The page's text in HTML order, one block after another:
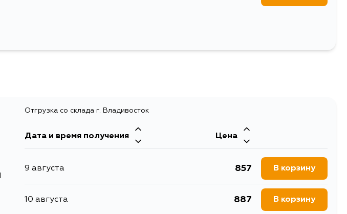
Отгрузка со склада г. Владивосток
Дата и время получения Цена
9 августа 857 В корзину
10 августа 887 В корзину